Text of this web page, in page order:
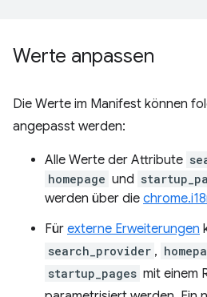
Werte anpassen
Die Werte im Manifest können
angepasst werden:
Alle Werte der Attribute
homepage und
werden über die
Für externe Erweiterungen
search_provider ,
startup_pages mit einem